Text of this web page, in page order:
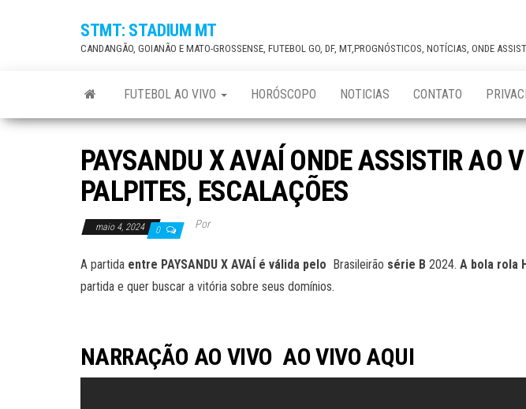
STMT: STADIUM MT
CANDANGÃO, GOIANÃO E MATO-GROSSENSE, FUTEBOL GO, DF, MT,PROGNÓSTICOS, NOTÍCIAS, ONDE
FUTEBOL AO VIVO HORÓSCOPO NOTICIAS CONTATO
PAYSANDU X AVAÍ ONDE ASSISTIR AO
PALPITES, ESCALAÇÕES
maio 4, 2024 0 Por
A partida entre PAYSANDU X AVAÍ é válida pelo Brasileirão série B 2024. A bola rola
partida e quer buscar a vitória sobre seus domínios.
NARRAÇÃO AO VIVO AO VIVO AQUI